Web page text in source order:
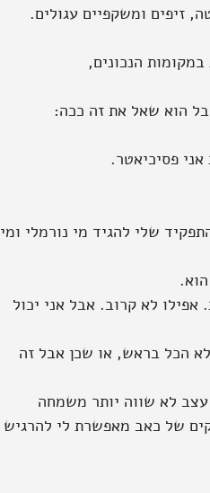
זיפים ומשקפיים עגולים.
הנכונים,
הוא שאל את זה ככה:
פסיכיאטר.
שלי להגיד מי נורמלי ומי
לא קרוב. אבל אני יכול
הכל בראש, או שכן אבל זה
לא שווה יותר משמחה
של כאב מאפשרת לי להרגיש